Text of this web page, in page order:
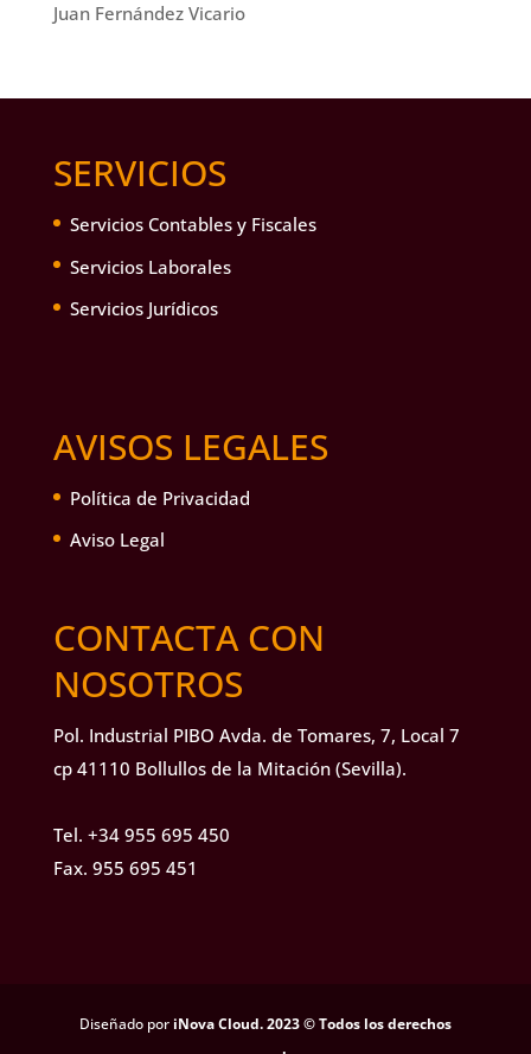
Juan Fernández Vicario
SERVICIOS
Servicios Contables y Fiscales
Servicios Laborales
Servicios Jurídicos
AVISOS LEGALES
Política de Privacidad
Aviso Legal
CONTACTA CON
NOSOTROS
Pol. Industrial PIBO Avda. de Tomares, 7, Local 7
cp 41110 Bollullos de la Mitación (Sevilla).
Tel. +34 955 695 450
Fax. 955 695 451
Diseñado por iNova Cloud. 2023 © Todos los derechos